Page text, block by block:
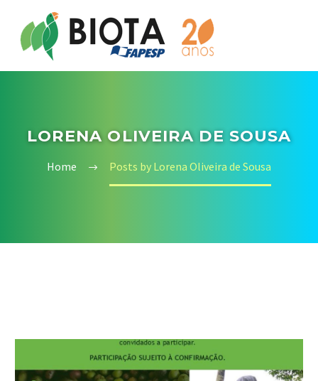
LORENA OLIVEIRA DE SOUSA
Home Posts by Lorena Oliveira de Sousa